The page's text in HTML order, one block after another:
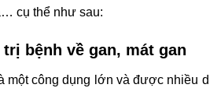
cụ thể như sau:
bệnh về gan, mát gan
công dụng lớn và được nhiều